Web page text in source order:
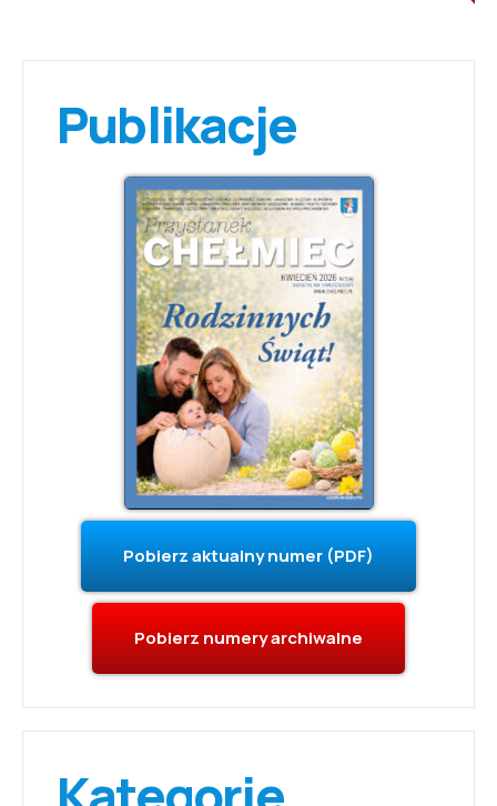
Publikacje
Pobierz aktualny numer (PDF)
Pobierz numery archiwalne